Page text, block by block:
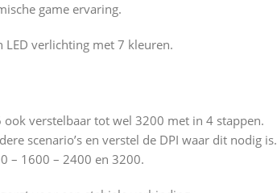
game ervaring.
verlichting met 7 kleuren.
ook verstelbaar tot wel 3200 met in 4 stappen.
scenario’s en verstel de DPI waar dit nodig is.
– 1600 – 2400 en 3200.